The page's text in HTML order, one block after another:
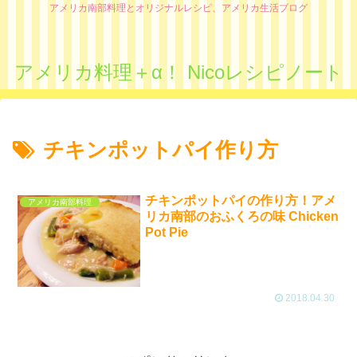
アメリカ南部料理とオリジナルレシピ、アメリカ生活ブログ
アメリカ料理＋α！ Nicoレシピノート
チキンポットパイ作り方
アメリカ南部料理
チキンポットパイの作り方！アメ
リカ南部のおふくろの味 Chicken
Pot Pie
2018.04.30